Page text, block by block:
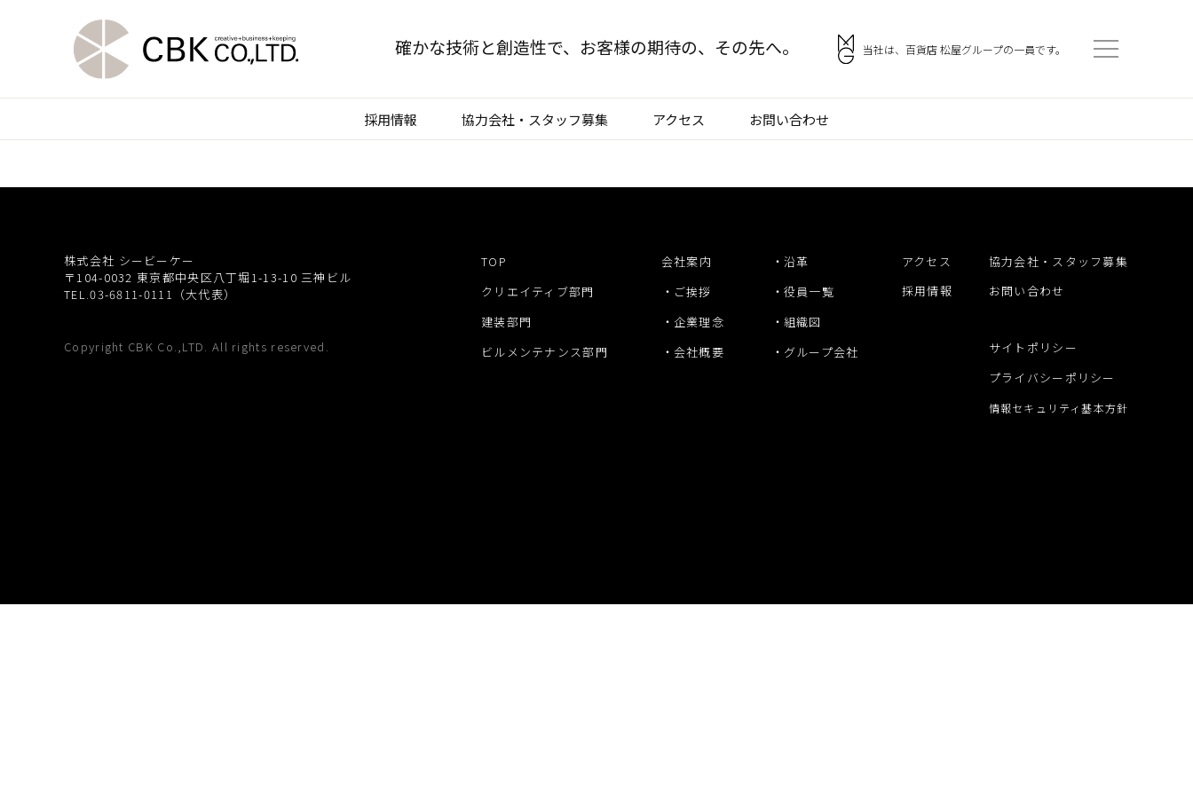
確かな技術と創造性で、 お客様の期待の、その先へ。 当社は、百貨店 松屋グループの一員です。
建装部門
ビルメンテナンス部門
企業理念
会社概要
協力会社・スタッフ募集
お問い合わせ
採用情報 協力会社・スタッフ募集 アクセス お問い合わせ
株式会社 シービーケー
〒104-0032 東京都中央区八丁堀1-13-10 三神ビル
TEL.03-6811-0111（大代表）
TOP
クリエイティブ部門
建装部門
ビルメンテナンス部門
会社案内
ご挨拶
企業理念
会社概要
沿革
役員一覧
組織図
グループ会社
アクセス
採用情報
協力会社・スタッフ募集
お問い合わせ
サイトポリシー
プライバシーポリシー
情報セキュリティ基本方針
Copyright CBK Co.,LTD. All rights reserved.